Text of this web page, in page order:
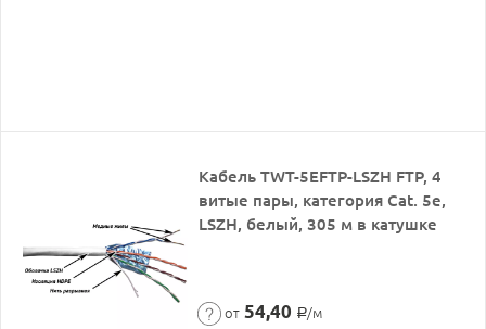
Кабель TWT-5EFTP-LSZH FTP, 4
витые пары, категория Cat. 5e,
LSZH, белый, 305 м в катушке
от 54,40 Р/м